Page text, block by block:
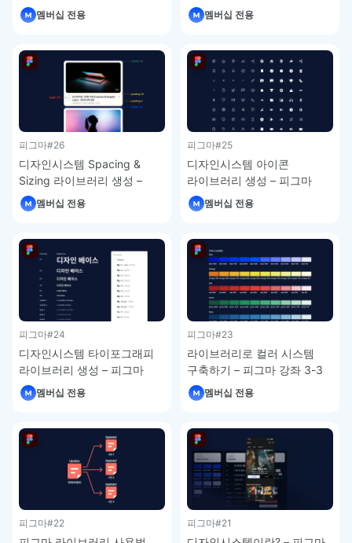
제작하기 – 피그마 강좌 3-8
멤버십 전용
강좌 3-7
멤버십 전용
피그마#26
디자인시스템 Spacing &
Sizing 라이브러리 생성 –
피그마 강좌 3-6
멤버십 전용
피그마#25
디자인시스템 아이콘
라이브러리 생성 – 피그마
강좌 3-5
멤버십 전용
피그마#24
디자인시스템 타이포그래피
라이브러리 생성 – 피그마
강좌 3-4
멤버십 전용
피그마#23
라이브러리로 컬러 시스템
구축하기 – 피그마 강좌 3-3
멤버십 전용
피그마#22 피그마#21